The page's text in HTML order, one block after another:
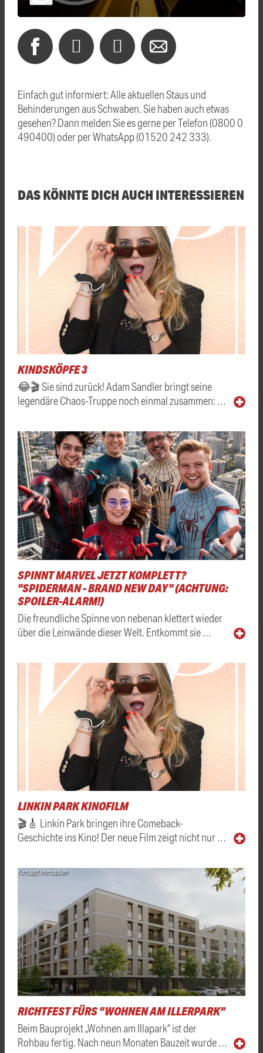
Einfach gut informiert: Alle aktuellen Staus und
Behinderungen aus Schwaben. Sie haben auch etwas
gesehen? Dann melden Sie es gerne per Telefon (0800 0
490400) oder per WhatsApp (01520 242 333).
DAS KÖNNTE DICH AUCH INTERESSIEREN
KINDSKÖPFE 3
😂🎬 Sie sind zurück! Adam Sandler bringt seine
legendäre Chaos-Truppe noch einmal zusammen: …
SPINNT MARVEL JETZT KOMPLETT?
"SPIDERMAN - BRAND NEW DAY" (ACHTUNG:
SPOILER-ALARM!)
Die freundliche Spinne von nebenan klettert wieder
über die Leinwände dieser Welt. Entkommt sie …
LINKIN PARK KINOFILM
🎬🎸 Linkin Park bringen ihre Comeback-
Geschichte ins Kino! Der neue Film zeigt nicht nur …
Konzept Immobilien
RICHTFEST FÜRS "WOHNEN AM ILLERPARK"
Beim Bauprojekt „Wohnen am Illapark“ ist der
Rohbau fertig. Nach neun Monaten Bauzeit wurde …